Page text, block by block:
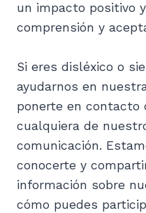
un impacto positivo
comprensión y
Si eres disléxico o
ayudarnos en
ponerte en contacto
cualquiera de
comunicación.
conocerte y
información sobre
cómo puedes